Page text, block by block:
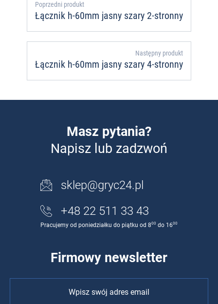
Poprzedni produkt
Łącznik h-60mm jasny szary 2-stronny
Następny produkt
Łącznik h-60mm jasny szary 4-stronny
Masz pytania?
Napisz lub zadzwoń
sklep@gryc24.pl
+48 22 511 33 43
Pracujemy od poniedziałku do piątku od 800 do 1600
Firmowy newsletter